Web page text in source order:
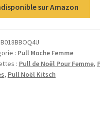
sur Amazon
B018BBOQ4U
: Pull Moche Femme
: Pull de Noël Pour Femme,
, Pull Noël Kitsch